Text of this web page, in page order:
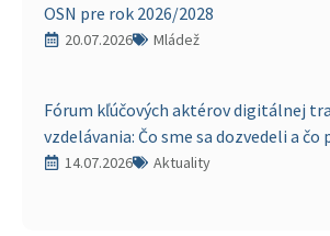
OSN pre rok 2026/2028
20.07.2026 Mládež
Fórum kľúčových aktérov digitálnej
vzdelávania: Čo sme sa dozvedeli a čo
14.07.2026 Aktuality